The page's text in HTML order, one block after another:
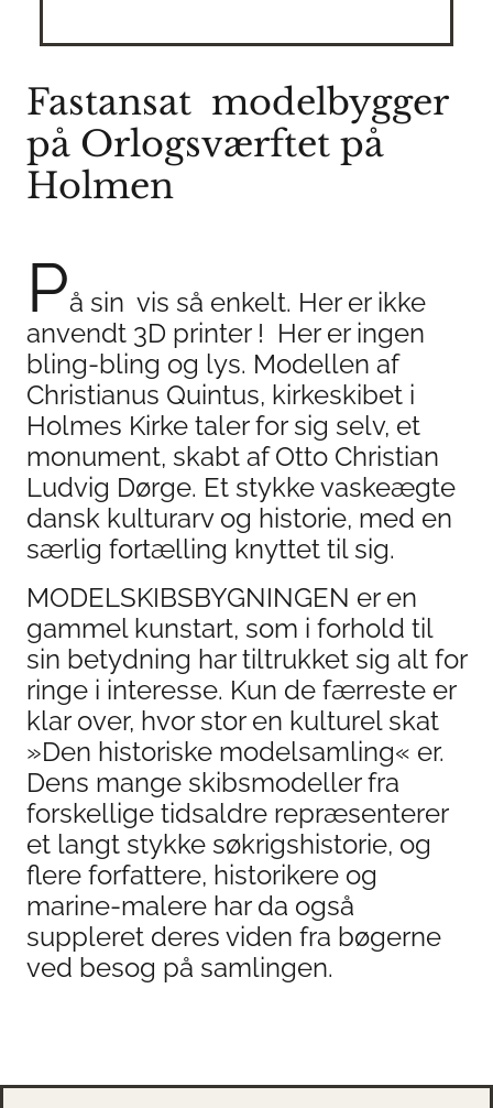
Fastansat modelbygger
på Orlogsværftet på
Holmen
På sin vis så enkelt. Her er ikke
anvendt 3D printer ! Her er ingen
bling-bling og lys. Modellen af
Christianus Quintus, kirkeskibet i
Holmes Kirke taler for sig selv, et
monument, skabt af Otto Christian
Ludvig Dørge. Et stykke vaskeægte
dansk kulturarv og historie, med en
særlig fortælling knyttet til sig.
MODELSKIBSBYGNINGEN er en
gammel kunstart, som i forhold til
sin betydning har tiltrukket sig alt for
ringe i interesse. Kun de færreste er
klar over, hvor stor en kulturel skat
»Den historiske modelsamling« er.
Dens mange skibsmodeller fra
forskellige tidsaldre repræsenterer
et langt stykke søkrigshistorie, og
flere forfattere, historikere og
marine-malere har da også
suppleret deres viden fra bøgerne
ved besog på samlingen.